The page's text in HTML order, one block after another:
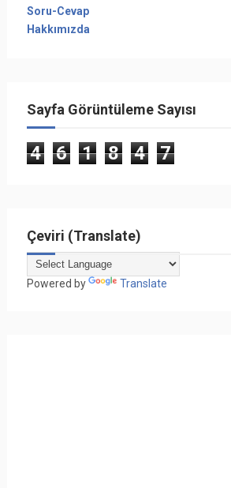
Soru-Cevap
Hakkımızda
Sayfa Görüntüleme Sayısı
4 6 1 8 4 7
Çeviri (Translate)
Powered by Translate